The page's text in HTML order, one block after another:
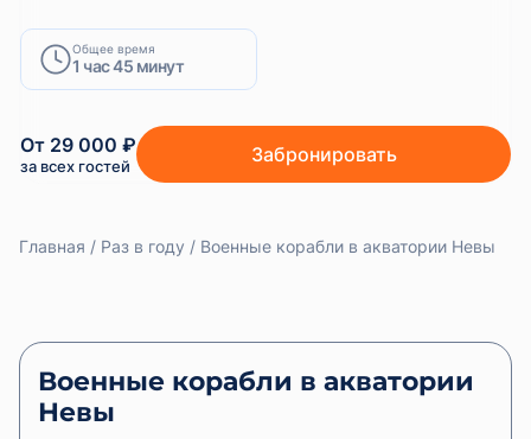
Общее время
1 час 45 минут
От 29 000 ₽
за всех гостей Забронировать
Главная Раз в году Военные корабли в акватории Невы
Военные корабли в акватории
Невы